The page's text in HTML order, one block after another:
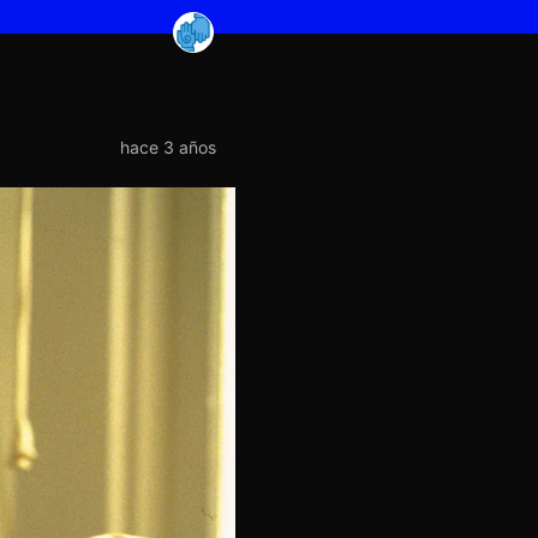
hace 3 años